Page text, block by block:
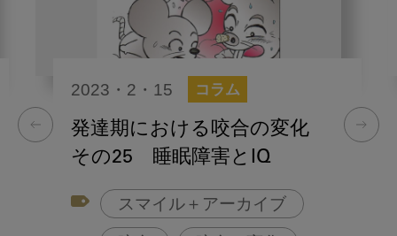
2023・2・15 コラム
発達期における咬合の変化
その25 睡眠障害とIQ
スマイル＋アーカイブ